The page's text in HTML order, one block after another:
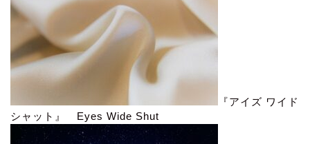
『アイズ ワイド
シャット』 Eyes Wide Shut